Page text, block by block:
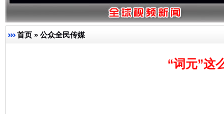
首页 » 公众全民传媒
“词元”这